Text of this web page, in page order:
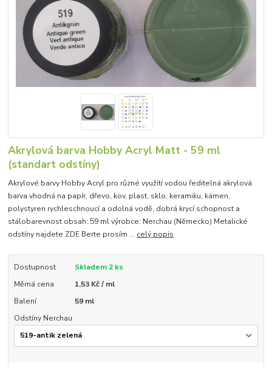
Akrylová barva Hobby Acryl Matt - 59 ml
(standart odstíny)
Akrylové barvy Hobby Acryl pro různé využití vodou ředitelná akrylová
barva vhodná na papír, dřevo, kov, plast, sklo, keramiku, kámen,
polystyren rychleschnoucí a odolná vodě, dobrá krycí schopnost a
stálobarevnost obsah: 59 ml výrobce: Nerchau (Německo) Metalické
odstíny najdete ZDE Berte prosím ... celý popis
Dostupnost
Skladem 2 ks
Měrná cena
1,53 Kč / ml
Balení
59 ml
Odstíny Nerchau